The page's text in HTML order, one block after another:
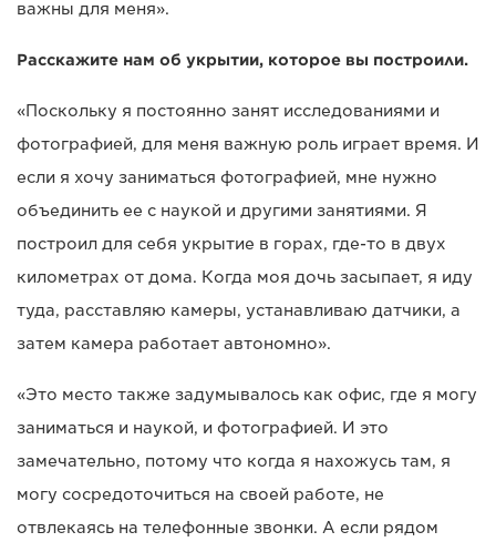
важны для меня».
Расскажите нам об укрытии, которое вы построили.
«Поскольку я постоянно занят исследованиями и
фотографией, для меня важную роль играет время. И
если я хочу заниматься фотографией, мне нужно
объединить ее с наукой и другими занятиями. Я
построил для себя укрытие в горах, где-то в двух
километрах от дома. Когда моя дочь засыпает, я иду
туда, расставляю камеры, устанавливаю датчики, а
затем камера работает автономно».
«Это место также задумывалось как офис, где я могу
заниматься и наукой, и фотографией. И это
замечательно, потому что когда я нахожусь там, я
могу сосредоточиться на своей работе, не
отвлекаясь на телефонные звонки. А если рядом